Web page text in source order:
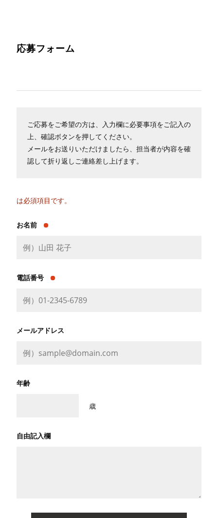
応募フォーム
ご応募をご希望の方は、入力欄に必要事項をご記入の
上、確認ボタンを押してください。
メールをお送りいただけましたら、担当者が内容を確
認して折り返しご連絡差し上げます。
は必須項目です。
お名前
電話番号
メールアドレス
年齢
歳
自由記入欄